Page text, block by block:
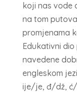
koji nas vode
na tom
promjenama
Edukativni
navedene
engleskom
ije/je, đ/dž, ć/